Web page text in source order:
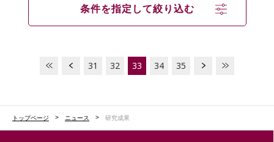
条件を指定して絞り込む
31 32 33 34 35
トップページ ニュース 研究成果